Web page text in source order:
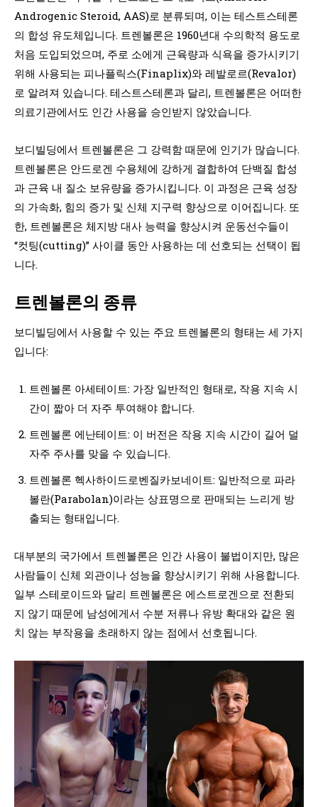
Androgenic Steroid, AAS)로 분류되며, 이는 테스트스테론
의 합성 유도체입니다. 트렌볼론은 1960년대 수의학적 용도로
처음 도입되었으며, 주로 소에게 근육량과 식욕을 증가시키기
위해 사용되는 피나플릭스(Finaplix)와 레발로르(Revalor)
로 알려져 있습니다. 테스트스테론과 달리, 트렌볼론은 어떠한
의료기관에서도 인간 사용을 승인받지 않았습니다.
보디빌딩에서 트렌볼론은 그 강력함 때문에 인기가 많습니다.
트렌볼론은 안드로겐 수용체에 강하게 결합하여 단백질 합성
과 근육 내 질소 보유량을 증가시킵니다. 이 과정은 근육 성장
의 가속화, 힘의 증가 및 신체 지구력 향상으로 이어집니다. 또
한, 트렌볼론은 체지방 대사 능력을 향상시켜 운동선수들이
“컷팅(cutting)” 사이클 동안 사용하는 데 선호되는 선택이 됩
니다.
트렌볼론의 종류
보디빌딩에서 사용할 수 있는 주요 트렌볼론의 형태는 세 가지
입니다:
트렌볼론 아세테이트: 가장 일반적인 형태로, 작용 지속 시
간이 짧아 더 자주 투여해야 합니다.
트렌볼론 에난테이트: 이 버전은 작용 지속 시간이 길어 덜
자주 주사를 맞을 수 있습니다.
트렌볼론 헥사하이드로벤질카보네이트: 일반적으로 파라
볼란(Parabolan)이라는 상표명으로 판매되는 느리게 방
출되는 형태입니다.
대부분의 국가에서 트렌볼론은 인간 사용이 불법이지만, 많은
사람들이 신체 외관이나 성능을 향상시키기 위해 사용합니다.
일부 스테로이드와 달리 트렌볼론은 에스트로겐으로 전환되
지 않기 때문에 남성에게서 수분 저류나 유방 확대와 같은 원
치 않는 부작용을 초래하지 않는 점에서 선호됩니다.